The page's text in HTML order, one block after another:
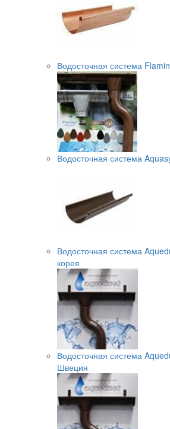
Водосточная система
Водосточная система
Водосточная система
корея
Водосточная система
Швеция